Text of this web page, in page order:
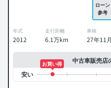
ローン
参考
年式
2012
走行距離
6.1万km
車検
27年11月
中古車販売店
お買い得